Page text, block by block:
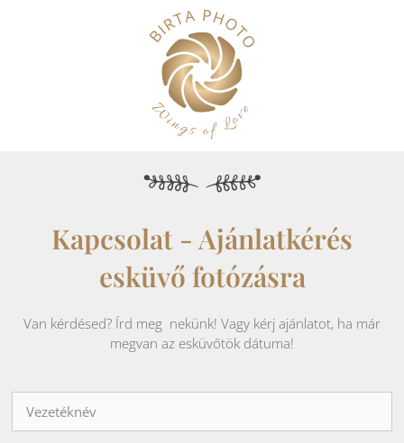
Kapcsolat - Ajánlatkérés
esküvő fotózásra
Van kérdésed? Írd meg nekünk! Vagy kérj ajánlatot, ha már
megvan az esküvőtök dátuma!